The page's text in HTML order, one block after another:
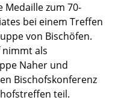
Medaille zum 70-
bei einem Treffen
von Bischöfen.
als
Naher und
Bischofskonferenz
teil.